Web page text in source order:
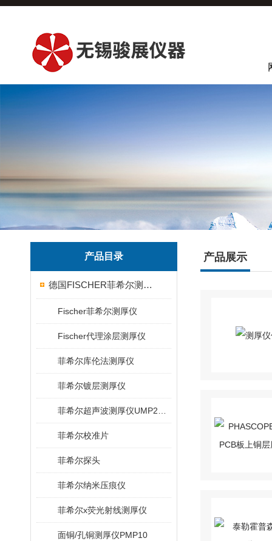
产品目录
德国FISCHER菲希尔测厚仪
Fischer菲希尔测厚仪
Fischer代理涂层测厚仪
菲希尔库伦法测厚仪
菲希尔镀层测厚仪
菲希尔校准片
菲希尔探头
菲希尔纳米压痕仪
菲希尔x荧光射线测厚仪
面铜/孔铜测厚仪PMP10
产品展示